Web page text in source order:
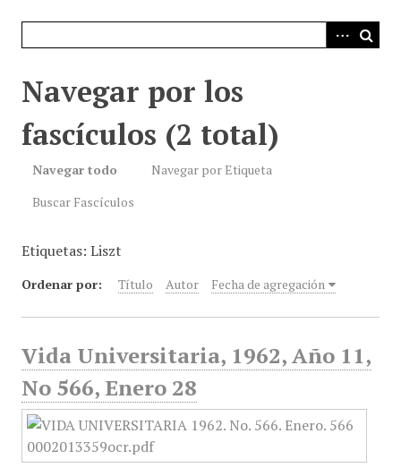
Navegar por los
fascículos (2 total)
Navegar todo
Navegar por Etiqueta
Buscar Fascículos
Etiquetas: Liszt
Ordenar por: Título Autor Fecha de agregación
Vida Universitaria, 1962, Año 11,
No 566, Enero 28